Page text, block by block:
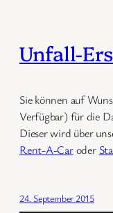
Unfall-
Sie können auf
Verfügbar) für die
Dieser wird über
Rent-A-Caroder
24. September 2015